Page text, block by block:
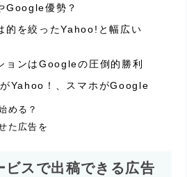
Google優勢？
的を絞ったYahoo!と幅広い
ョンはGoogleの圧倒的勝利
Yahoo！、スマホがGoogle
める？
た広告を
ビスで出稿できる広告